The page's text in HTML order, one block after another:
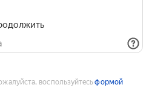
воспользуйтесьформой